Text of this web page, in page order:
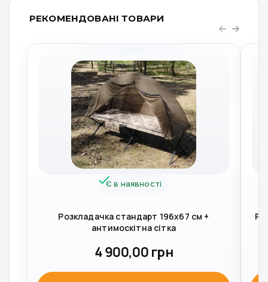
РЕКОМЕНДОВАНІ ТОВАРИ
Є в наявності
Розкладачка стандарт 196х67 см +
антимоскітна сітка
4 900,00 грн